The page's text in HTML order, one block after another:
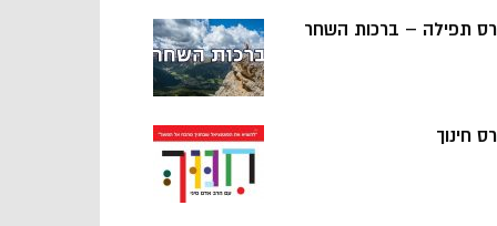
תפילה – ברכות השחר
חינוך